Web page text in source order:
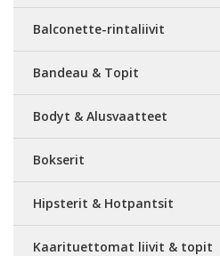
Balconette-rintaliivit
Bandeau & Topit
Bodyt & Alusvaatteet
Bokserit
Hipsterit & Hotpantsit
Kaarituettomat liivit & topit